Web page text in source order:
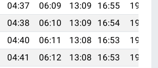
04:37 06:09 13:09 16:55
19:59
04:38 06:10 13:09 16:54
19:57
04:40 06:11 13:08 16:53
19:56
04:41 06:12 13:08 16:53
19:54